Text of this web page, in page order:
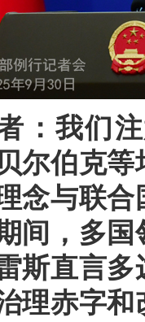
：我们
尔伯克
念与联
间，多
斯直言
理赤字